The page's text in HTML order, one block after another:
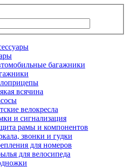
багажники
всячина
велокресла
и сигнализация
рамы и компонентов
звонки и гудки
для номеров
для велосипеда